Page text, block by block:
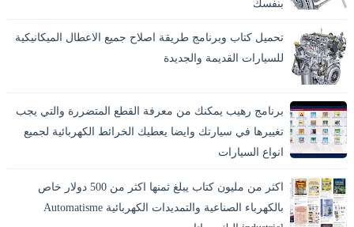
بنفسك
تحميل كتاب وبرنامج طريقة اصلاح جميع الاعطال الميكانيكية
للسيارات القديمة والجديدة
برنامج رهيب يمكنك من معرفة القطع المتضررة والتي يجب
تغييرها في سيارتك وايضا يعطيك الخرائط الكهربائية لجميع
انواع السيارات
اكثر من مليون كتاب يبلغ ثمنها اكثر من 500 دولار خاص
بالكهرباء الصناعية والتمديدات الكهربائية Automatisme